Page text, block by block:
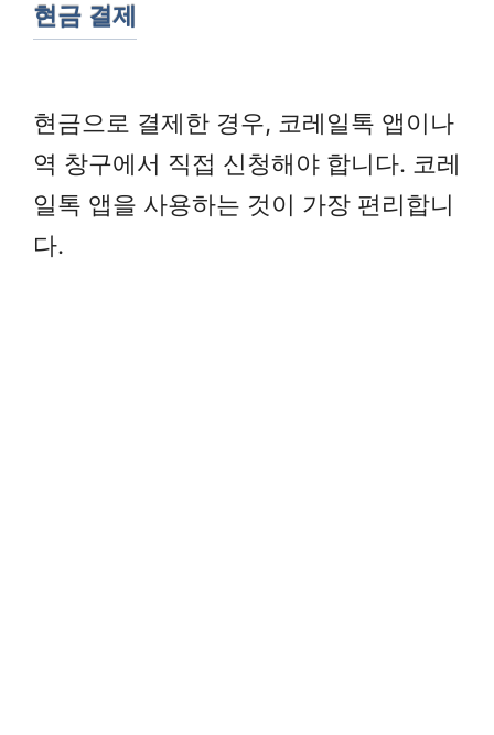
현금 결제
현금으로 결제한 경우, 코레일톡 앱이나
역 창구에서 직접 신청해야 합니다. 코레
일톡 앱을 사용하는 것이 가장 편리합니
다.